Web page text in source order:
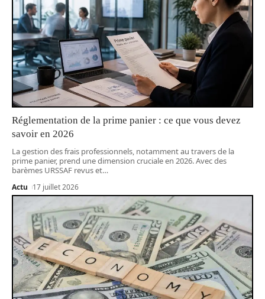
Réglementation de la prime panier : ce que vous devez
savoir en 2026
La gestion des frais professionnels, notamment au travers de la
prime panier, prend une dimension cruciale en 2026. Avec des
barèmes URSSAF revus et…
Actu 17 juillet 2026